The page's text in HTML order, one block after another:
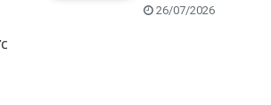
26/07/2026